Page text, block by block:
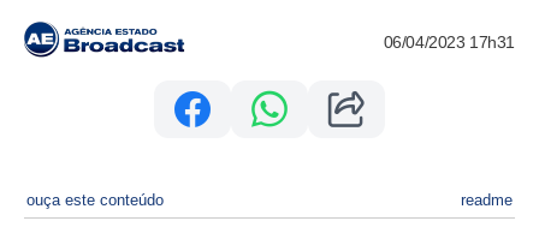
06/04/2023 17h31
ouça este conteúdo readme